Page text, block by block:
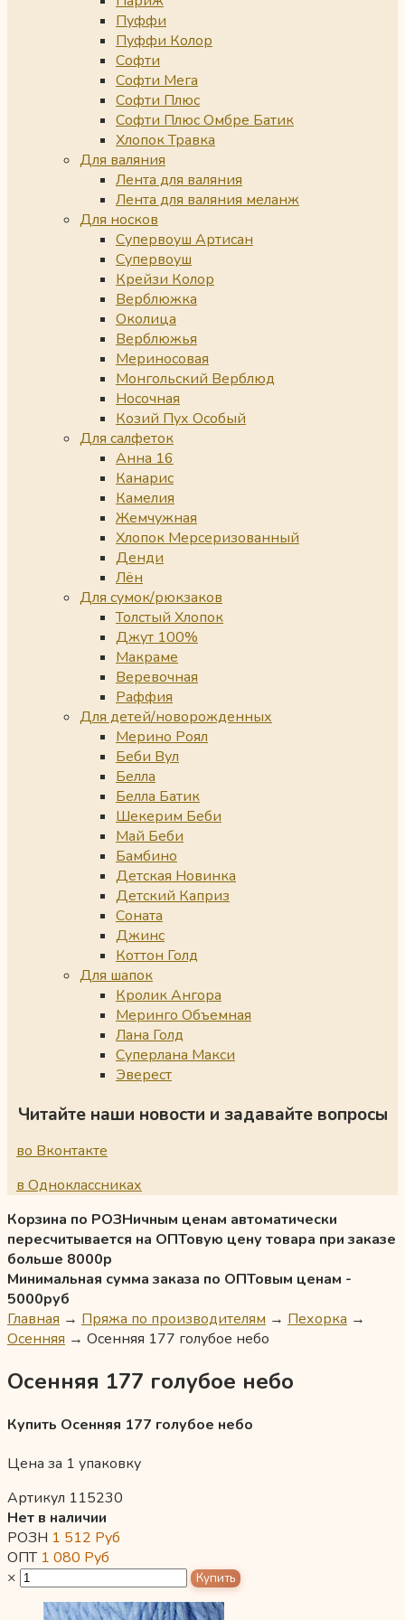
Пуффи
Пуффи Колор
Софти
Софти Мега
Софти Плюс
Софти Плюс Омбре Батик
Хлопок Травка
Для валяния
Лента для валяния
Лента для валяния меланж
Для носков
Супервоуш Артисан
Супервоуш
Крейзи Колор
Верблюжка
Околица
Верблюжья
Мериносовая
Монгольский Верблюд
Носочная
Козий Пух Особый
Для салфеток
Анна 16
Канарис
Камелия
Жемчужная
Хлопок Мерсеризованный
Денди
Лён
Для сумок/рюкзаков
Толстый Хлопок
Джут 100%
Макраме
Веревочная
Раффия
Для детей/новорожденных
Мерино Роял
Беби Вул
Белла
Белла Батик
Шекерим Беби
Май Беби
Бамбино
Детская Новинка
Детский Каприз
Соната
Джинс
Коттон Голд
Для шапок
Кролик Ангора
Меринго Объемная
Лана Голд
Суперлана Макси
Эверест
Читайте наши новости и задавайте вопросы
во Вконтакте
в Одноклассниках
Корзина по РОЗНичным ценам автоматически
пересчитывается на ОПТовую цену товара при заказе
больше 8000р
Минимальная сумма заказа по ОПТовым ценам -
5000руб
Главная → Пряжа по производителям → Пехорка →
Осенняя → Осенняя 177 голубое небо
Осенняя 177 голубое небо
Купить Осенняя 177 голубое небо
Цена за 1 упаковку
Артикул 115230
Нет в наличии
РОЗН 1 512 Руб
ОПТ 1 080 Руб
×